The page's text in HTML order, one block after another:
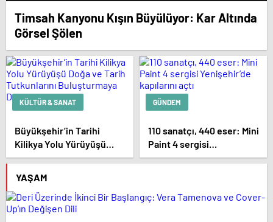
Timsah Kanyonu Kışın Büyülüyor: Kar Altında
Görsel Şölen
KÜLTÜR & SANAT
Büyükşehir’in Tarihi
Kilikya Yolu Yürüyüşü
Doğa ve Tarih Tutkunlarını
Ediyor
GÜNDEM
110 sanatçı, 440 eser: Mini
Paint 4 sergisi
Yenişehir’de kapılarını
YAŞAM